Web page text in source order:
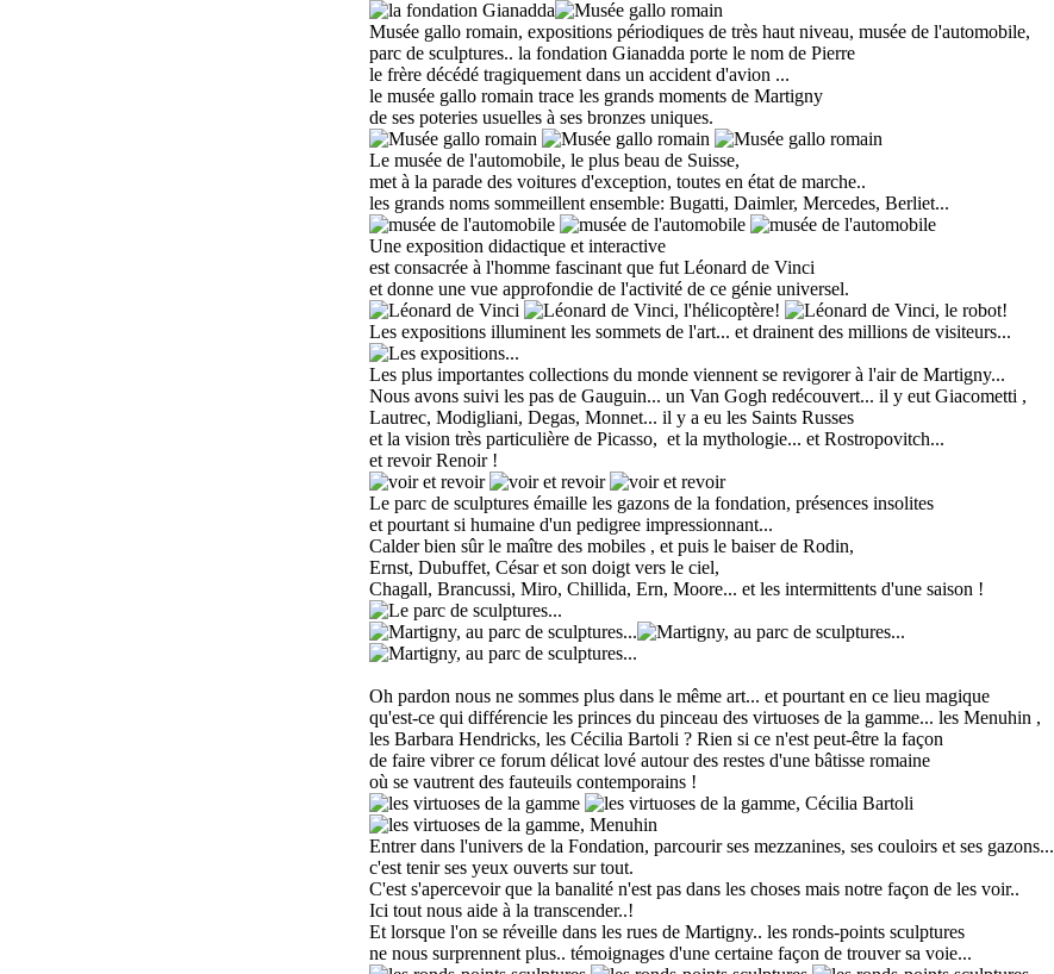
Musée gallo romain, expositions périodiques de très haut niveau, musée de l'automobile,
parc de sculptures.. la fondation Gianadda porte le nom de Pierre
le frère décédé tragiquement dans un accident d'avion ...
le musée gallo romain trace les grands moments de Martigny
de ses poteries usuelles à ses bronzes uniques.
Le musée de l'automobile, le plus beau de Suisse,
met à la parade des voitures d'exception, toutes en état de marche..
les grands noms sommeillent ensemble: Bugatti, Daimler, Mercedes, Berliet...
Une exposition didactique et interactive
est consacrée à l'homme fascinant que fut Léonard de Vinci
et donne une vue approfondie de l'activité de ce génie universel.
Les expositions illuminent les sommets de l'art... et drainent des millions de visiteurs...
Les plus importantes collections du monde viennent se revigorer à l'air de Martigny...
Nous avons suivi les pas de Gauguin... un Van Gogh redécouvert... il y eut Giacometti ,
Lautrec, Modigliani, Degas, Monnet... il y a eu les Saints Russes
et la vision très particulière de Picasso, et la mythologie... et Rostropovitch...
et revoir Renoir !
Le parc de sculptures émaille les gazons de la fondation, présences insolites
et pourtant si humaine d'un pedigree impressionnant...
Calder bien sûr le maître des mobiles , et puis le baiser de Rodin,
Ernst, Dubuffet, César et son doigt vers le ciel,
Chagall, Brancussi, Miro, Chillida, Ern, Moore... et les intermittents d'une saison !
Oh pardon nous ne sommes plus dans le même art... et pourtant en ce lieu magique
qu'est-ce qui différencie les princes du pinceau des virtuoses de la gamme... les Menuhin ,
les Barbara Hendricks, les Cécilia Bartoli ? Rien si ce n'est peut-être la façon
de faire vibrer ce forum délicat lové autour des restes d'une bâtisse romaine
où se vautrent des fauteuils contemporains !
Entrer dans l'univers de la Fondation, parcourir ses mezzanines, ses couloirs et ses gazons...
c'est tenir ses yeux ouverts sur tout.
C'est s'apercevoir que la banalité n'est pas dans les choses mais notre façon de les voir..
Ici tout nous aide à la transcender..!
Et lorsque l'on se réveille dans les rues de Martigny.. les ronds-points sculptures
ne nous surprennent plus.. témoignages d'une certaine façon de trouver sa voie...